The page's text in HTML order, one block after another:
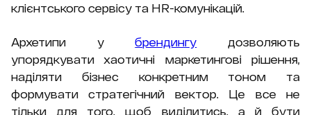
клієнтського сервісу та HR-комунікацій.
Архетипи убрендингу дозволяють
упорядкувати хаотичні маркетингові рішення,
наділяти бізнес конкретним тоном та
формувати стратегічний вектор. Це все не
тільки для того, щоб виділитись, а й бути